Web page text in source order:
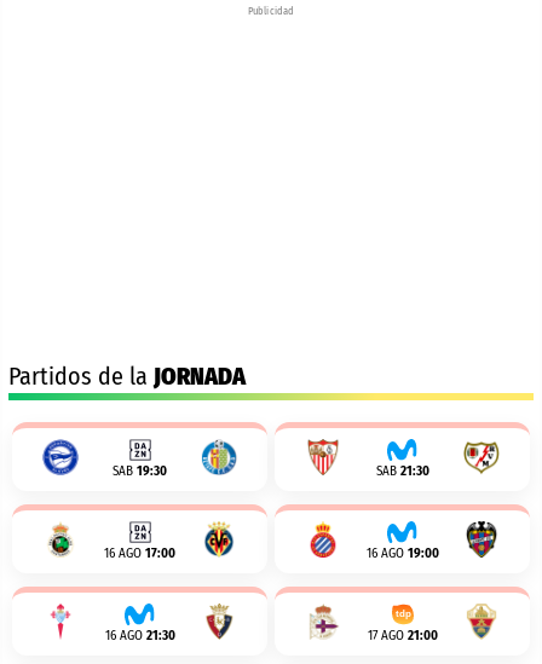
Publicidad
Partidos de la JORNADA
SAB 19:30 SAB 21:30
16 AGO 17:00 16 AGO 19:00
16 AGO 21:30 17 AGO 21:00